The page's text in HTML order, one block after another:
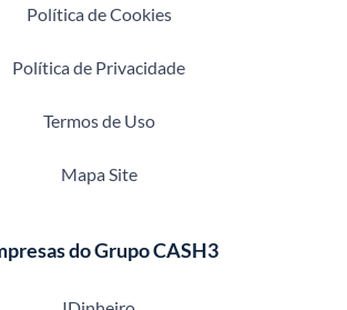
Política de Cookies
Política de Privacidade
Termos de Uso
Mapa Site
do Grupo CASH3